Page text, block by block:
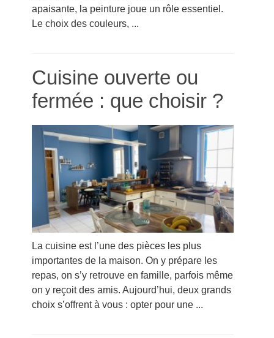
apaisante, la peinture joue un rôle essentiel.
Le choix des couleurs, ...
Cuisine ouverte ou
fermée : que choisir ?
La cuisine est l’une des pièces les plus
importantes de la maison. On y prépare les
repas, on s’y retrouve en famille, parfois même
on y reçoit des amis. Aujourd’hui, deux grands
choix s’offrent à vous : opter pour une ...